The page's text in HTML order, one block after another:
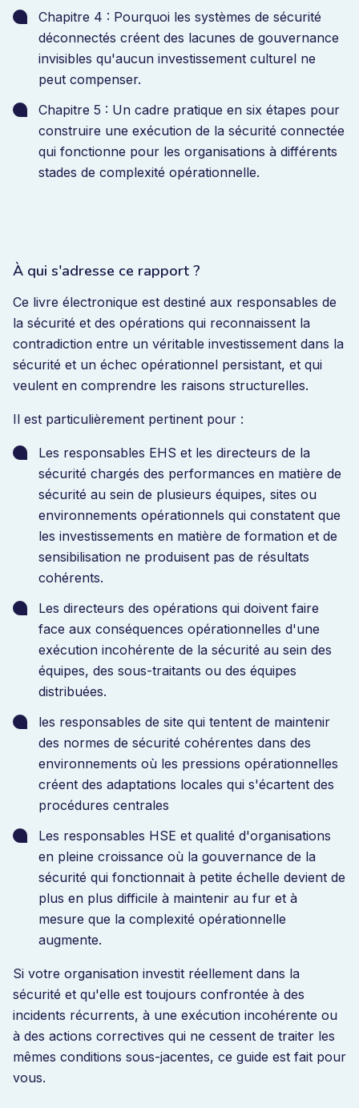
Chapitre 4 : Pourquoi les systèmes de sécurité
déconnectés créent des lacunes de gouvernance
invisibles qu'aucun investissement culturel ne
peut compenser.
Chapitre 5 : Un cadre pratique en six étapes pour
construire une exécution de la sécurité connectée
qui fonctionne pour les organisations à différents
stades de complexité opérationnelle.
À qui s'adresse ce rapport ?
Ce livre électronique est destiné aux responsables de
la sécurité et des opérations qui reconnaissent la
contradiction entre un véritable investissement dans la
sécurité et un échec opérationnel persistant, et qui
veulent en comprendre les raisons structurelles.
Il est particulièrement pertinent pour :
Les responsables EHS et les directeurs de la
sécurité chargés des performances en matière de
sécurité au sein de plusieurs équipes, sites ou
environnements opérationnels qui constatent que
les investissements en matière de formation et de
sensibilisation ne produisent pas de résultats
cohérents.
Les directeurs des opérations qui doivent faire
face aux conséquences opérationnelles d'une
exécution incohérente de la sécurité au sein des
équipes, des sous-traitants ou des équipes
distribuées.
les responsables de site qui tentent de maintenir
des normes de sécurité cohérentes dans des
environnements où les pressions opérationnelles
créent des adaptations locales qui s'écartent des
procédures centrales
Les responsables HSE et qualité d'organisations
en pleine croissance où la gouvernance de la
sécurité qui fonctionnait à petite échelle devient de
plus en plus difficile à maintenir au fur et à
mesure que la complexité opérationnelle
augmente.
Si votre organisation investit réellement dans la
sécurité et qu'elle est toujours confrontée à des
incidents récurrents, à une exécution incohérente ou
à des actions correctives qui ne cessent de traiter les
mêmes conditions sous-jacentes, ce guide est fait pour
vous.